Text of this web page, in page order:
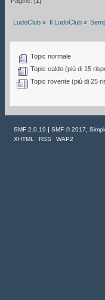
LudoClub » Il LudoClub»
Topic normale
Topic caldo (più di 15
Topic rovente (più di 25
SMF 2.0.19 SMF © 2017
XHTML
RSS WAP2